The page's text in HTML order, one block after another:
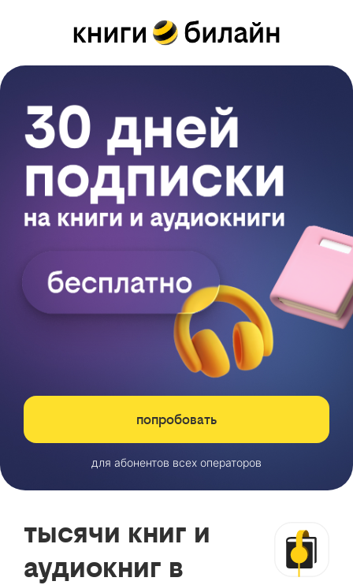
попробовать
для абонентов всех операторов
тысячи книг и
аудиокниг в